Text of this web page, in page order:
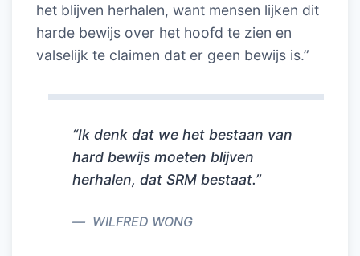
het blijven herhalen, want mensen lijken dit
harde bewijs over het hoofd te zien en
valselijk te claimen dat er geen bewijs is.”
“Ik denk dat we het bestaan van
hard bewijs moeten blijven
herhalen, dat SRM bestaat.”
WILFRED WONG